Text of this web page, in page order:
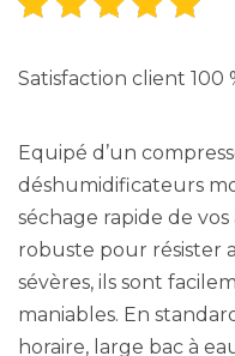
Satisfaction client 100
Equipé d’un
déshumidificateurs
séchage rapide de
robuste pour résister
sévères, ils sont
maniables. En
horaire, large bac à